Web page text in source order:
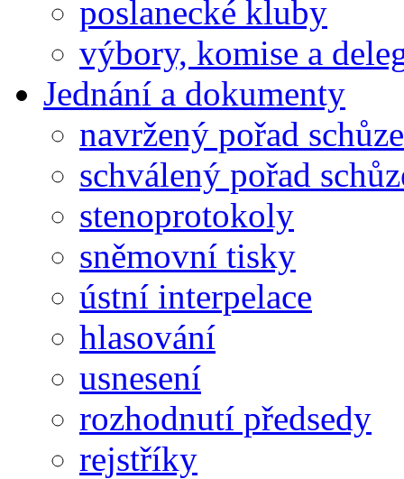
poslanecké kluby
výbory, komise a
Jednání a dokumenty
navržený pořad schůze
schválený pořad
stenoprotokoly
sněmovní tisky
ústní interpelace
hlasování
usnesení
rozhodnutí předsedy
rejstříky